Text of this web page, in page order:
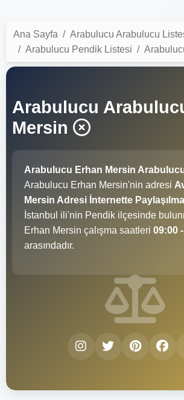
Ana Sayfa
Arabulucu Arabulucu
Arabulucu Pendik Listesi
Arabulucu
Mersin
Arabulucu Erhan Mersin
Arabulucu Erhan Mersin'nin adresi
Mersin Adresi İnternette
İstanbul ili'nin Pendik ilçesinde
Erhan Mersin çalışma saatleri 09:00
arasındadır.